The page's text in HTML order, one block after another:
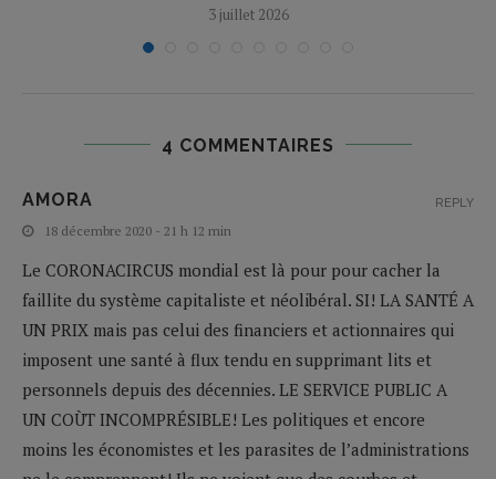
3 juillet 2026
4 COMMENTAIRES
AMORA
18 décembre 2020 - 21 h 12 min
Le CORONACIRCUS mondial est là pour pour cacher la
faillite du système capitaliste et néolibéral. SI! LA SANTÉ A
UN PRIX mais pas celui des financiers et actionnaires qui
imposent une santé à flux tendu en supprimant lits et
personnels depuis des décennies. LE SERVICE PUBLIC A
UN COÙT INCOMPRÉSIBLE! Les politiques et encore
moins les économistes et les parasites de l’administrations
REPLY